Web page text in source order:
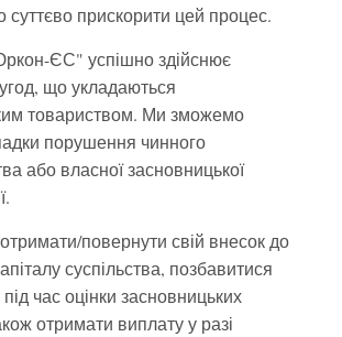
прискорити цей процес.
ЄС" успішно здійснює
що укладаються
товариством. Ми зможемо
порушення чинного
або власної засновницької
повернути свій внесок до
суспільства, позбавитися
час оцінки засновницьких
отримати виплату у разі